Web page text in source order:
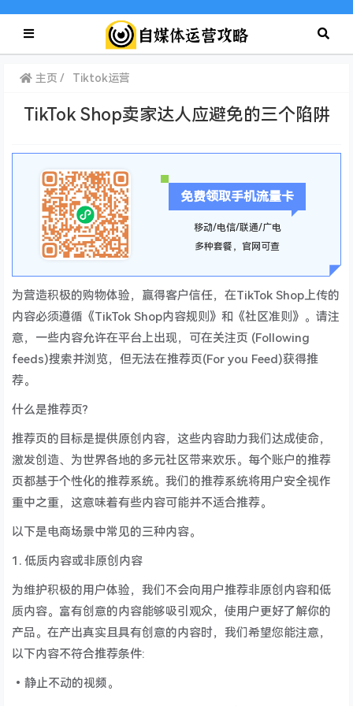
主页 Tiktok运营
TikTok Shop卖家达人应避免的三个陷阱
免费领取手机流量卡
移动/电信/联通/广电
多种套餐，官网可查
为营造积极的购物体验，赢得客户信任，在TikTok Shop上传的
内容必须遵循《TikTok Shop内容规则》和《社区准则》。请注
意，一些内容允许在平台上出现，可在关注页 (Following
feeds)搜索并浏览，但无法在推荐页(For you Feed)获得推
荐。
什么是推荐页?
推荐页的目标是提供原创内容，这些内容助力我们达成使命，
激发创造、为世界各地的多元社区带来欢乐。每个账户的推荐
页都基于个性化的推荐系统。我们的推荐系统将用户安全视作
重中之重，这意味着有些内容可能并不适合推荐。
以下是电商场景中常见的三种内容。
1. 低质内容或非原创内容
为维护积极的用户体验，我们不会向用户推荐非原创内容和低
质内容。富有创意的内容能够吸引观众，使用户更好了解你的
产品。在产出真实且具有创意的内容时，我们希望您能注意，
以下内容不符合推荐条件:
•静止不动的视频。